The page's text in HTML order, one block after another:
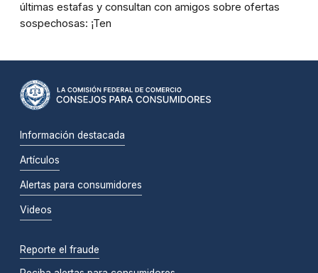
últimas estafas y consultan con amigos sobre ofertas
sospechosas: ¡Ten
Información destacada
Artículos
Alertas para consumidores
Videos
Reporte el fraude